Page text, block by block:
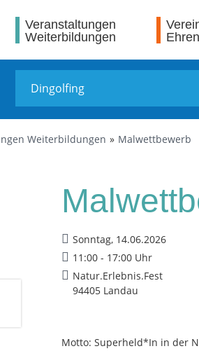
Veranstaltungen
Weiterbildungen
Weiterbildungen Malwettbewerb
Sonntag, 14.06.2026
11:00 - 17:00 Uhr
Natur.Erlebnis.Fest
94405 Landau
Motto: Superheld*In in der